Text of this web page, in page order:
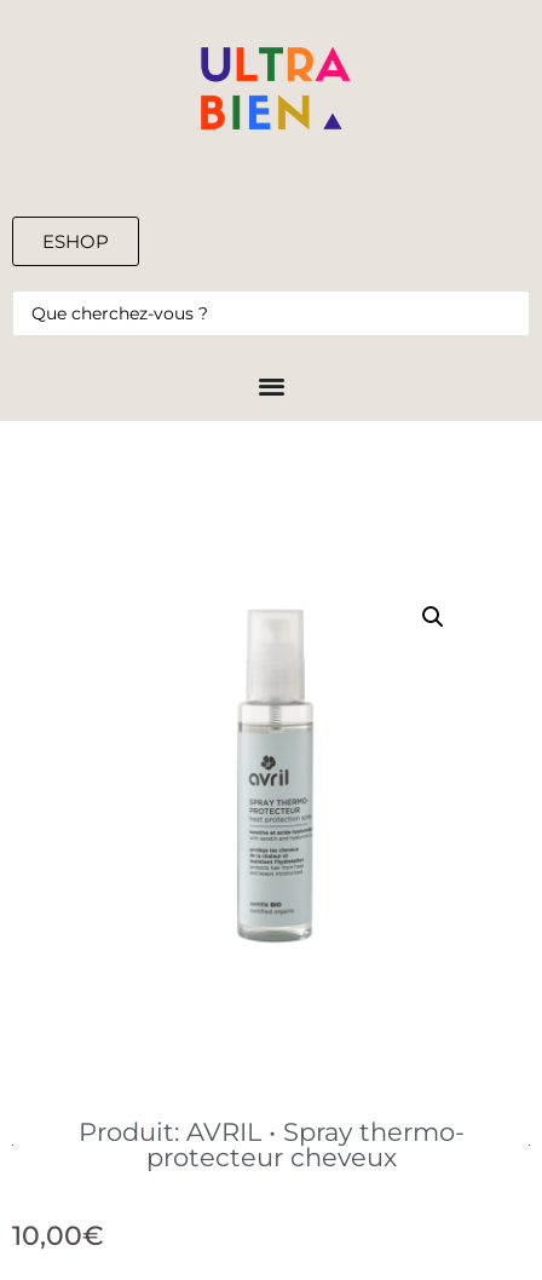
ESHOP
0,00€
Produit: AVRIL • Spray thermo-
protecteur cheveux
10,00€